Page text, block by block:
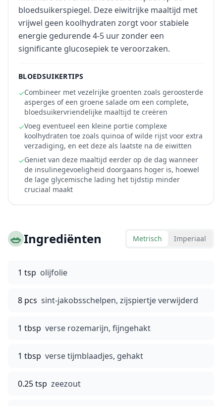
bloedsuikerspiegel. Deze eiwitrijke maaltijd met
vrijwel geen koolhydraten zorgt voor stabiele
energie gedurende 4-5 uur zonder een
significante glucosepiek te veroorzaken.
BLOEDSUIKERTIPS
✓Combineer met vezelrijke groenten zoals geroosterde
asperges of een groene salade om een complete,
bloedsuikervriendelijke maaltijd te creëren
✓Voeg eventueel een kleine portie complexe
koolhydraten toe zoals quinoa of wilde rijst voor extra
verzadiging, en eet deze als laatste na de eiwitten
✓Geniet van deze maaltijd eerder op de dag wanneer
de insulinegevoeligheid doorgaans hoger is, hoewel
de lage glycemische lading het tijdstip minder
cruciaal maakt
🥗Ingrediënten Metrisch Imperiaal
1 tsp olijfolie
8 pcs sint-jakobsschelpen, zijspiertje verwijderd
1 tbsp verse rozemarijn, fijngehakt
1 tbsp verse tijmblaadjes, gehakt
0.25 tsp zeezout